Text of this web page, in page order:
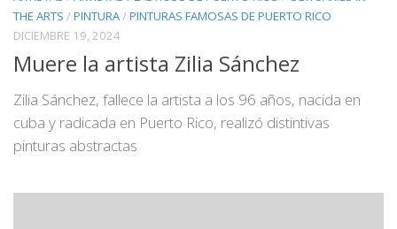
THE ARTS /PINTURA/PINTURAS FAMOSAS DE PUERTO RICO
DICIEMBRE 19, 2024
Muere la artista Zilia Sánchez
Zilia Sánchez, fallece la artista a los 96 años, nacida en
cuba y radicada en Puerto Rico, realizó distintivas
pinturas abstractas